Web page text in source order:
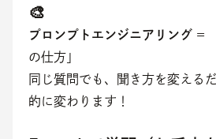
🎨
プロンプトエンジニアリング =
の仕方」
同じ質問でも、聞き方を変える
的に変わります！